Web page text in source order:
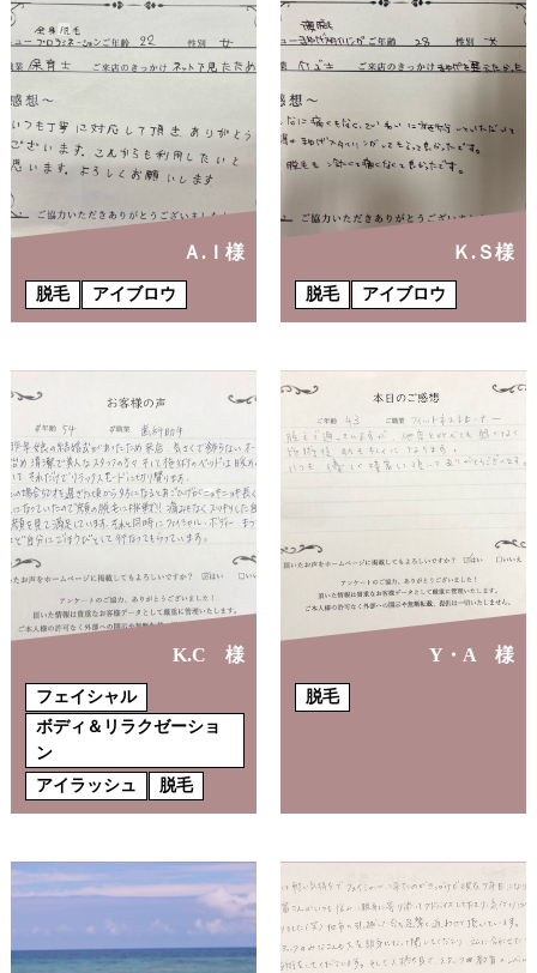
Ａ.Ｉ様
脱毛 アイブロウ
Ｋ.Ｓ様
脱毛 アイブロウ
K.C 様
フェイシャル
ボディ＆リラクゼーショ
ン
アイラッシュ
脱毛
Y・A 様
脱毛